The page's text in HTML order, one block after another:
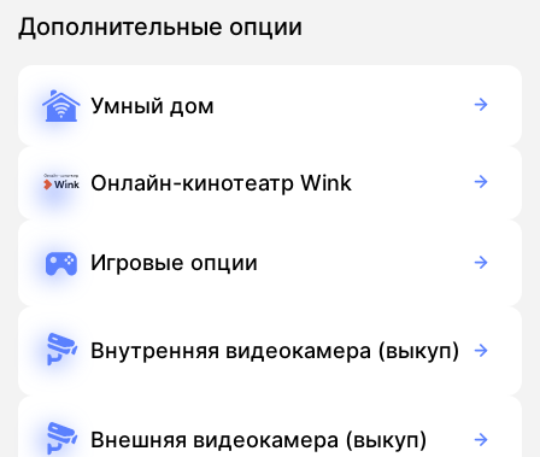
Дополнительные опции
Умный дом
Подписка 900 руб./мес
Онлайн-кинотеатр Wink
Подписка
Игровые опции
Внутренняя видеокамера (выкуп)
Подписка
Внешняя видеокамера (выкуп)